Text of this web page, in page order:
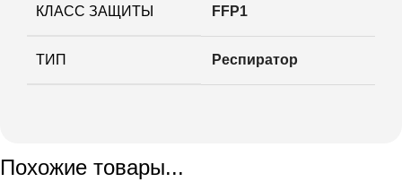
КЛАСС ЗАЩИТЫ FFP1
ТИП Респиратор
Похожие товары...